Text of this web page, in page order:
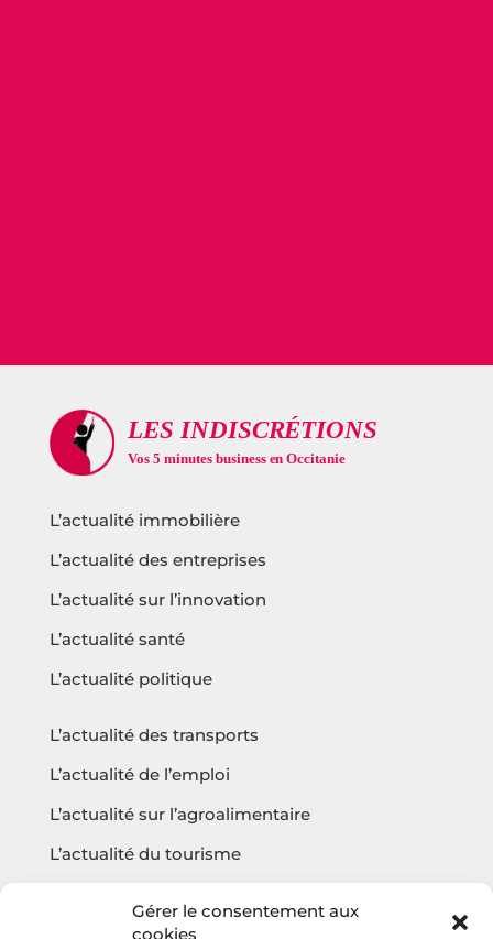
Gérer le consentement aux
cookies
L’actualité immobilière
L’actualité des entreprises
L’actualité sur l’innovation
L’actualité santé
L’actualité politique
L’actualité des transports
L’actualité de l’emploi
L’actualité sur l’agroalimentaire
L’actualité du tourisme